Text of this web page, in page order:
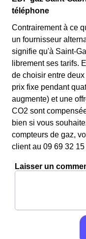
téléphone
Contrairement à ce
un fournisseur
signifie qu'à Saint-
librement ses tarifs.
de choisir entre
prix fixe pendant
augmente) et une
CO2 sont
bien si vous
compteurs de gaz,
client au 09 69 32 15
Laisser un